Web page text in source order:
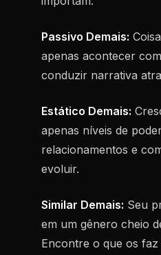
Passivo Demais:
apenas acontecer
conduzir narrativa
Estático Demais:
apenas níveis de
relacionamentos e
evoluir.
Similar Demais: Seu
em um gênero cheio
Encontre o que os faz